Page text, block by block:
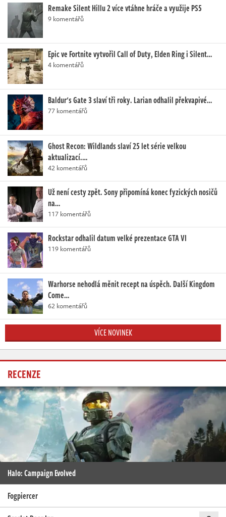
Remake Silent Hillu 2 více vtáhne hráče a využije PS5
9 komentářů
Epic ve Fortnite vytvořil Call of Duty, Elden Ring i Silent…
4 komentářů
Baldur's Gate 3 slaví tři roky. Larian odhalil překvapivé…
77 komentářů
Ghost Recon: Wildlands slaví 25 let série velkou
aktualizací.…
42 komentářů
Už není cesty zpět. Sony připomíná konec fyzických nosičů
na…
117 komentářů
Rockstar odhalil datum velké prezentace GTA VI
119 komentářů
Warhorse nehodlá měnit recept na úspěch. Další Kingdom
Come…
62 komentářů
VÍCE NOVINEK
RECENZE
Halo: Campaign Evolved
Fogpiercer